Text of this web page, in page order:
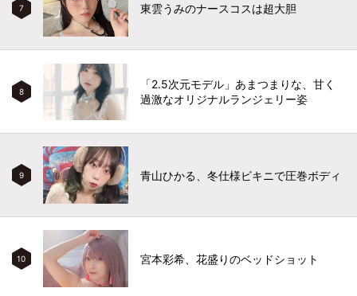
7 東雲うみのナースコスは超大胆
8
「2.5次元モデル」あまつまりな、甘く
過激なオリジナルランジェリー姿
9 青山ひかる、冬仕様ビキニで圧巻ボディ
10 宮本彩希、花盛りのベッドショット